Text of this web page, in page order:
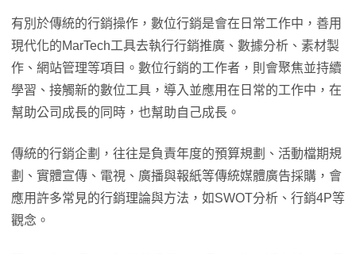
有別於傳統的行銷操作，數位行銷是會在日常工作中，善用
現代化的MarTech工具去執行行銷推廣、數據分析、素材製
作、網站管理等項目。數位行銷的工作者，則會聚焦並持續
學習、接觸新的數位工具，導入並應用在日常的工作中，在
幫助公司成長的同時，也幫助自己成長。
傳統的行銷企劃，往往是負責年度的預算規劃、活動檔期規
劃、實體宣傳、電視、廣播與報紙等傳統媒體廣告採購，會
應用許多常見的行銷理論與方法，如SWOT分析、行銷4P等
觀念。